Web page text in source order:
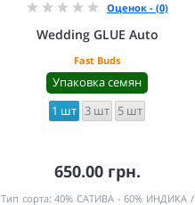
Оценок - (0)
Wedding GLUE Auto
Fast Buds
Упаковка семян
1 шт 3 шт 5 шт
650.00 грн.
Тип сорта: 40% САТИВА - 60% ИНДИКА